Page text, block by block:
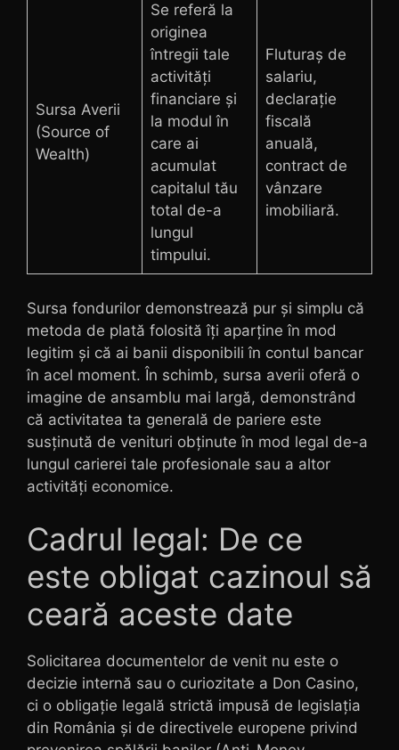
Sursa Averii
(Source of
Wealth)
Se referă la
originea
întregii tale
activități
financiare și
la modul în
care ai
acumulat
capitalul tău
total de-a
lungul
timpului.
Fluturaș de
salariu,
declarație
fiscală
anuală,
contract de
vânzare
imobiliară.
Sursa fondurilor demonstrează pur și simplu că
metoda de plată folosită îți aparține în mod
legitim și că ai banii disponibili în contul bancar
în acel moment. În schimb, sursa averii oferă o
imagine de ansamblu mai largă, demonstrând
că activitatea ta generală de pariere este
susținută de venituri obținute în mod legal de-a
lungul carierei tale profesionale sau a altor
activități economice.
Cadrul legal: De ce
este obligat cazinoul să
ceară aceste date
Solicitarea documentelor de venit nu este o
decizie internă sau o curiozitate a Don Casino,
ci o obligație legală strictă impusă de legislația
din România și de directivele europene privind